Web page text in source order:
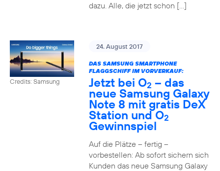
dazu. Alle, die jetzt schon […]
Credits: Samsung
24. August 2017
DAS SAMSUNG SMARTPHONE
FLAGGSCHIFF IM VORVERKAUF:
Jetzt bei O2 – das
neue Samsung Galaxy
Note 8 mit gratis DeX
Station und O2
Gewinnspiel
Auf die Plätze – fertig –
vorbestellen: Ab sofort sichern sich
Kunden das neue Samsung Galaxy